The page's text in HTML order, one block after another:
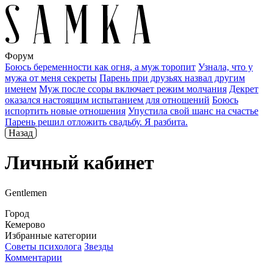
Форум
Боюсь беременности как огня, а муж торопит Узнала, что у
мужа от меня секреты Парень при друзьях назвал другим
именем Муж после ссоры включает режим молчания Декрет
оказался настоящим испытанием для отношений Боюсь
испортить новые отношения Упустила свой шанс на счастье
Парень решил отложить свадьбу. Я разбита.
Назад
Личный кабинет
Gentlemen
Город
Кемерово
Избранные категории
Советы психолога Звезды
Комментарии